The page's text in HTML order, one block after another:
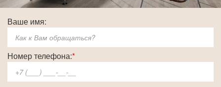
Ваше имя:
Номер телефона:*